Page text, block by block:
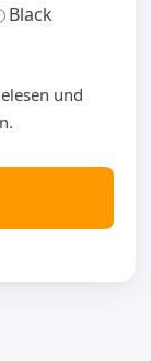
Black
und